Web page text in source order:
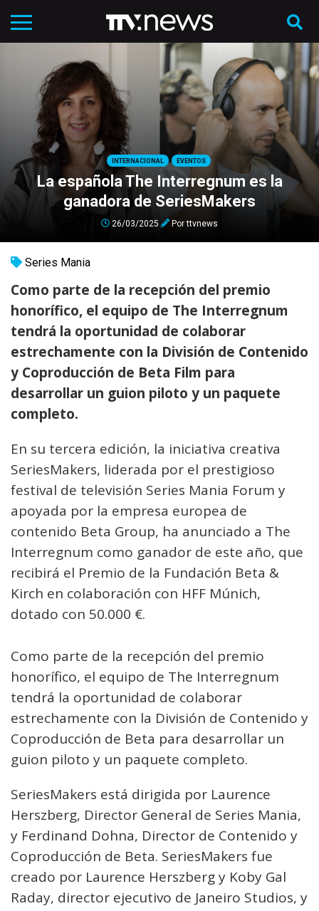
INTERNACIONAL EVENTOS
La española The Interregnum es la
ganadora de SeriesMakers
26/03/2025 Porttvnews
Series Mania
Como parte de la recepción del premio
honorífico, el equipo de The Interregnum
tendrá la oportunidad de colaborar
estrechamente con la División de Contenido
y Coproducción de Beta Film para
desarrollar un guion piloto y un paquete
completo.
En su tercera edición, la iniciativa creativa
SeriesMakers, liderada por el prestigioso
festival de televisión Series Mania Forum y
apoyada por la empresa europea de
contenido Beta Group, ha anunciado a The
Interregnum como ganador de este año, que
recibirá el Premio de la Fundación Beta &
Kirch en colaboración con HFF Múnich,
dotado con 50.000 €.
Como parte de la recepción del premio
honorífico, el equipo de The Interregnum
tendrá la oportunidad de colaborar
estrechamente con la División de Contenido y
Coproducción de Beta para desarrollar un
guion piloto y un paquete completo.
SeriesMakers está dirigida por Laurence
Herszberg, Director General de Series Mania,
y Ferdinand Dohna, Director de Contenido y
Coproducción de Beta. SeriesMakers fue
creado por Laurence Herszberg y Koby Gal
Raday, director ejecutivo de Janeiro Studios, y